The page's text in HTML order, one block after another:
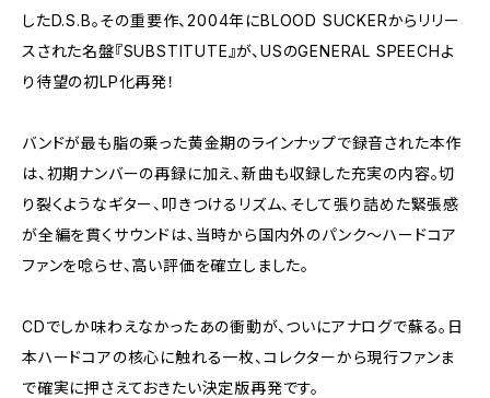
したD.S.B。その重要作、2004年にBLOOD SUCKERからリリー
スされた名盤『SUBSTITUTE』が、USのGENERAL SPEECHよ
り待望の初LP化再発！
バンドが最も脂の乗った黄金期のラインナップで録音された本作
は、初期ナンバーの再録に加え、新曲も収録した充実の内容。切
り裂くようなギター、叩きつけるリズム、そして張り詰めた緊張感
が全編を貫くサウンドは、当時から国内外のパンク〜ハードコア
ファンを唸らせ、高い評価を確立しました。
CDでしか味わえなかったあの衝動が、ついにアナログで蘇る。日
本ハードコアの核心に触れる一枚、コレクターから現行ファンま
で確実に押さえておきたい決定版再発です。